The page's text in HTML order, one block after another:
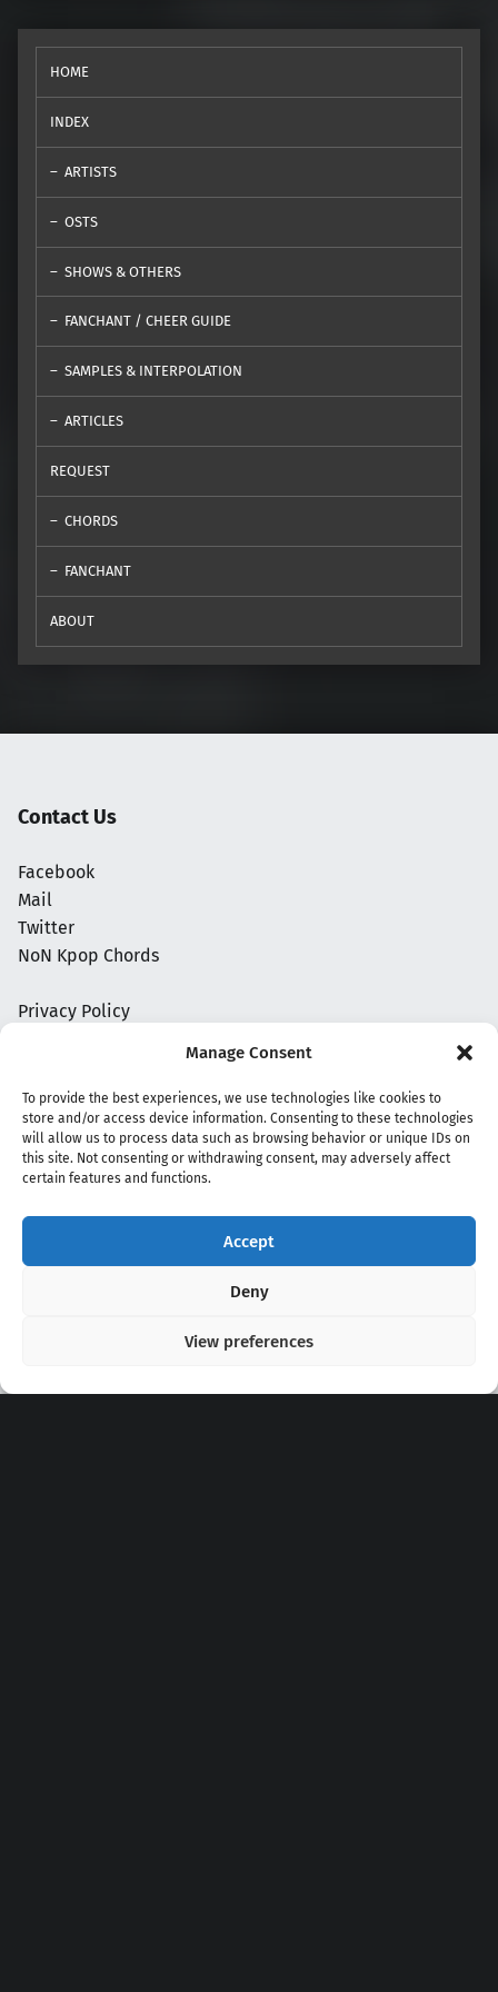
Manage Consent
To provide the best experiences, we use technologies like cookies to
store and/or access device information. Consenting to these technologies
will allow us to process data such as browsing behavior or unique IDs on
this site. Not consenting or withdrawing consent, may adversely affect
certain features and functions.
Accept
Deny
View preferences
HOME
INDEX
ARTISTS
OSTS
SHOWS & OTHERS
FANCHANT / CHEER GUIDE
SAMPLES & INTERPOLATION
ARTICLES
REQUEST
CHORDS
FANCHANT
ABOUT
Contact Us
Facebook
Mail
Twitter
NoN Kpop Chords
Privacy Policy